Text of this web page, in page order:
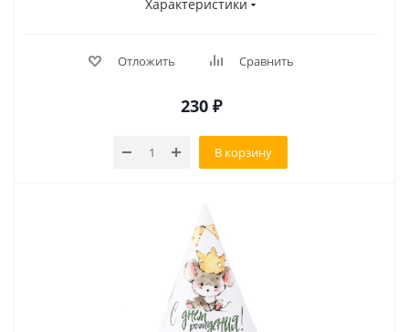
Характеристики
Отложить Сравнить
230 ₽
В корзину